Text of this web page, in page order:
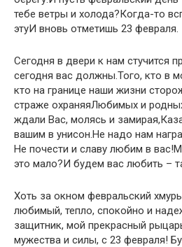
тебе ветры и холода?Когда-то
этуИ вновь отметишь 23 февраля.
Сегодня в двери к нам стучится
сегодня вас должны.Того, кто в
кто на границе наши жизни
страже охраняяЛюбимых и
ждали Вас, молясь и
вашим в унисон.Не надо нам
Не почести и славу любим в
это мало?И будем вас любить –
Хоть за окном февральский
любимый, тепло, спокойно и
защитник, мой прекрасный
мужества и силы, с 23 февраля!